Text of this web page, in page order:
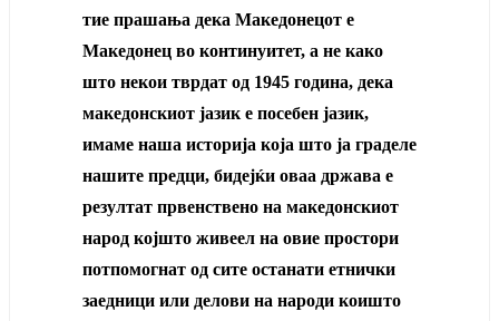
тие прашања дека Македонецот е
Македонец во континуитет, а не како
што некои тврдат од 1945 година, дека
македонскиот јазик е посебен јазик,
имаме наша историја која што ја граделе
нашите предци, бидејќи оваа држава е
резултат првенствено на македонскиот
народ којшто живеел на овие простори
потпомогнат од сите останати етнички
заедници или делови на народи коишто